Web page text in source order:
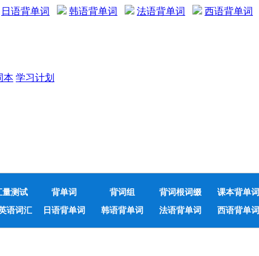
日语背单词 韩语背单词 法语背单词 西语背单词
本 学习计划
量测试 背单词 背词组 背词根词缀 课本背单词
语词汇 日语背单词 韩语背单词 法语背单词 西语背单词